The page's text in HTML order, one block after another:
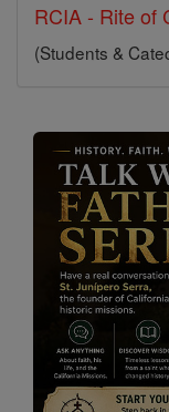
RCIA - Rite of
(Students &